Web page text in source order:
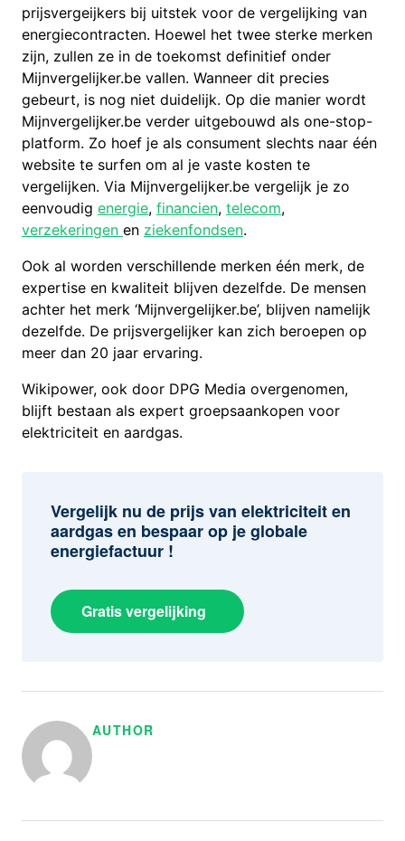
prijsvergeijkers bij uitstek voor de vergelijking van
energiecontracten. Hoewel het twee sterke merken
zijn, zullen ze in de toekomst definitief onder
Mijnvergelijker.be vallen. Wanneer dit precies
gebeurt, is nog niet duidelijk. Op die manier wordt
Mijnvergelijker.be verder uitgebouwd als one-stop-
platform. Zo hoef je als consument slechts naar één
website te surfen om al je vaste kosten te
vergelijken. Via Mijnvergelijker.be vergelijk je zo
eenvoudigenergie,financien,telecom,
verzekeringenen ziekenfondsen.
Ook al worden verschillende merken één merk, de
expertise en kwaliteit blijven dezelfde. De mensen
achter het merk ‘Mijnvergelijker.be’, blijven namelijk
dezelfde. De prijsvergelijker kan zich beroepen op
meer dan 20 jaar ervaring.
Wikipower, ook door DPG Media overgenomen,
blijft bestaan als expert groepsaankopen voor
elektriciteit en aardgas.
Vergelijk nu de prijs van elektriciteit en
aardgas en bespaar op je globale
energiefactuur !
Gratis vergelijking
AUTHOR